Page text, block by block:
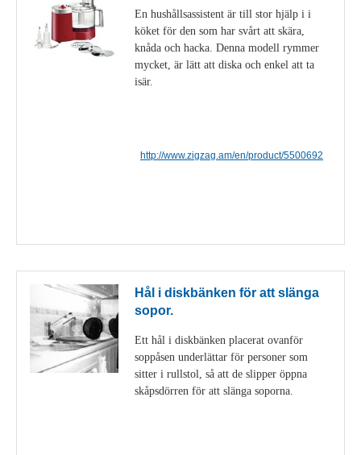
En hushållsassistent är till stor hjälp i i
köket för den som har svårt att skära,
knåda och hacka. Denna modell rymmer
mycket, är lätt att diska och enkel att ta
isär.
http://www.zigzag.am/en/product/5500692
Hål i diskbänken för att slänga
sopor.
Ett hål i diskbänken placerat ovanför
soppåsen underlättar för personer som
sitter i rullstol, så att de slipper öppna
skåpsdörren för att slänga soporna.